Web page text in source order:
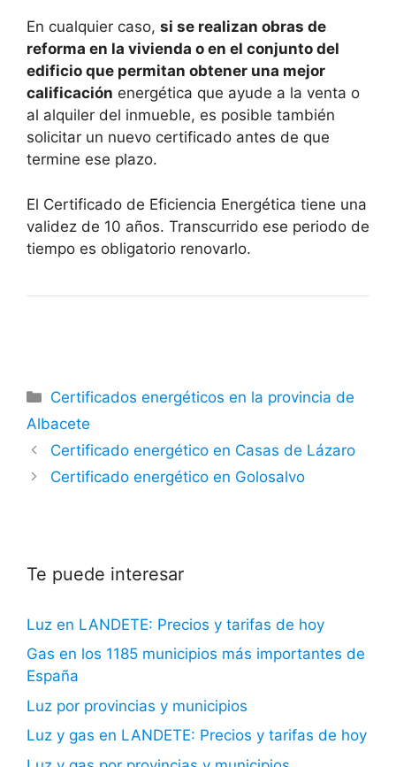
En cualquier caso, si se realizan obras de
reforma en la vivienda o en el conjunto del
edificio que permitan obtener una mejor
calificación energética que ayude a la venta o
al alquiler del inmueble, es posible también
solicitar un nuevo certificado antes de que
termine ese plazo.
El Certificado de Eficiencia Energética tiene una
validez de 10 años. Transcurrido ese periodo de
tiempo es obligatorio renovarlo.
Categorías
Certificados energéticos en la provincia de
Albacete
Certificado energético en Casas de Lázaro
Certificado energético en Golosalvo
Te puede interesar
Luz en LANDETE: Precios y tarifas de hoy
Gas en los 1185 municipios más importantes de
España
Luz por provincias y municipios
Luz y gas en LANDETE: Precios y tarifas de hoy